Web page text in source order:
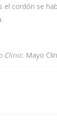
cordón se
Clinic. Mayo